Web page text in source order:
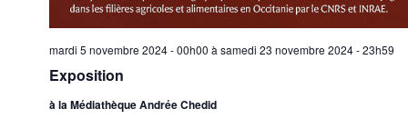
Exposition
mardi 5 novembre 2024 - 00h00 à samedi 23 novembre 2024 - 23h59
à la Médiathèque Andrée Chedid